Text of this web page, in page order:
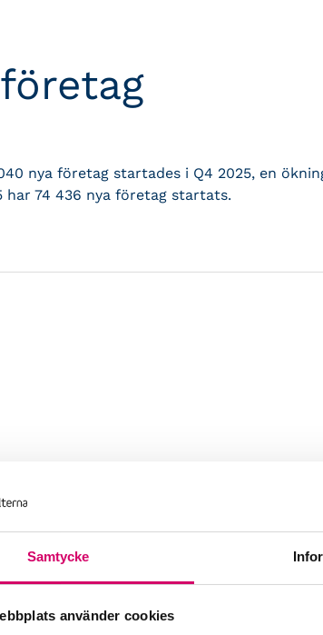
Samtycke
använder cookies
nya företag startades i Q4 2025, en
har 74 436 nya företag startats.